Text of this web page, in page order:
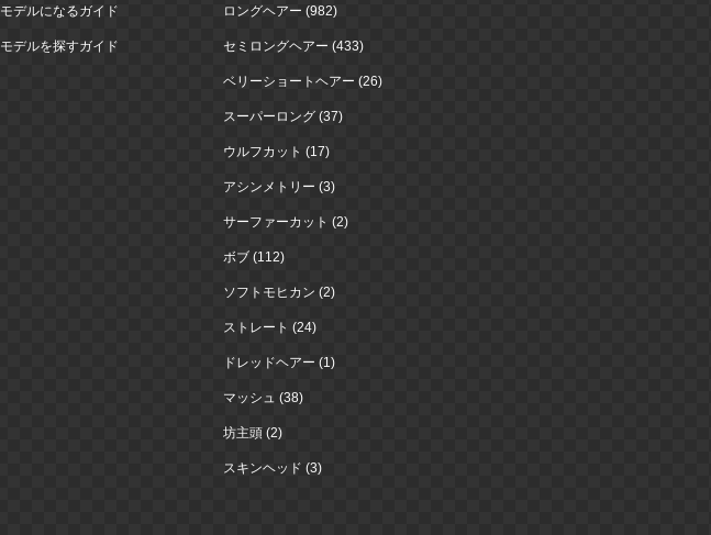
モデルになるガイド
モデルを探すガイド
ロングヘアー (982)
セミロングヘアー (433)
ベリーショートヘアー (26)
スーパーロング (37)
ウルフカット (17)
アシンメトリー (3)
サーファーカット (2)
ボブ (112)
ソフトモヒカン (2)
ストレート (24)
ドレッドヘアー (1)
マッシュ (38)
坊主頭 (2)
スキンヘッド (3)